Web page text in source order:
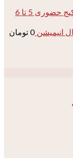
پکیج حضوری 5 تا 6
0 تومان